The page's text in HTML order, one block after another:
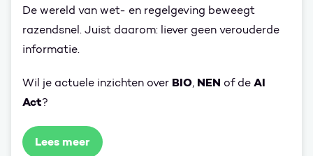
De wereld van wet- en regelgeving beweegt
razendsnel. Juist daarom: liever geen verouderde
informatie.
Wil je actuele inzichten over BIO, NEN of de AI
Act?
Lees meer